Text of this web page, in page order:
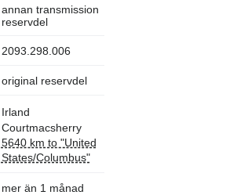
annan transmission
reservdel
2093.298.006
original reservdel
Irland
Courtmacsherry
5640 km to "United
States/Columbus"
mer än 1 månad